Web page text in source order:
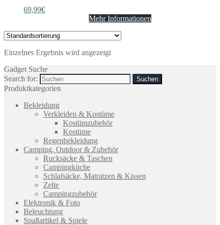
69,99€
Mehr Informationen
Einzelnes Ergebnis wird angezeigt
Gadget Suche
Search for:
Produktkategorien
Bekleidung
Verkleiden & Kostüme
Kostümzubehör
Kostüme
Regenbekleidung
Camping, Outdoor & Zubehör
Rucksäcke & Taschen
Campingküche
Schlafsäcke, Matratzen & Kissen
Zelte
Campingzubehör
Elektronik & Foto
Beleuchtung
Spaßartikel & Spiele